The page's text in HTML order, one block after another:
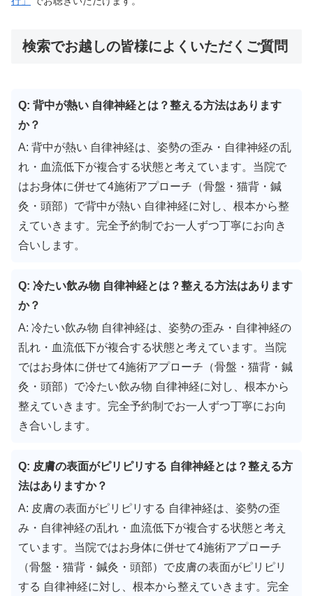
検索でお越しの皆様によくいただくご質問
Q: 背中が熱い 自律神経とは？整える方法はあります
か？
A: 背中が熱い 自律神経は、姿勢の歪み・自律神経の乱
れ・血流低下が複合する状態と考えています。当院で
はお身体に併せて4施術アプローチ（骨盤・猫背・鍼
灸・頭部）で背中が熱い 自律神経に対し、根本から整
えていきます。完全予約制でお一人ずつ丁寧にお向き
合いします。
Q: 冷たい飲み物 自律神経とは？整える方法はあります
か？
A: 冷たい飲み物 自律神経は、姿勢の歪み・自律神経の
乱れ・血流低下が複合する状態と考えています。当院
ではお身体に併せて4施術アプローチ（骨盤・猫背・鍼
灸・頭部）で冷たい飲み物 自律神経に対し、根本から
整えていきます。完全予約制でお一人ずつ丁寧にお向
き合いします。
Q: 皮膚の表面がピリピリする 自律神経とは？整える方
法はありますか？
A: 皮膚の表面がピリピリする 自律神経は、姿勢の歪
み・自律神経の乱れ・血流低下が複合する状態と考え
ています。当院ではお身体に併せて4施術アプローチ
（骨盤・猫背・鍼灸・頭部）で皮膚の表面がピリピリ
する 自律神経に対し、根本から整えていきます。完全